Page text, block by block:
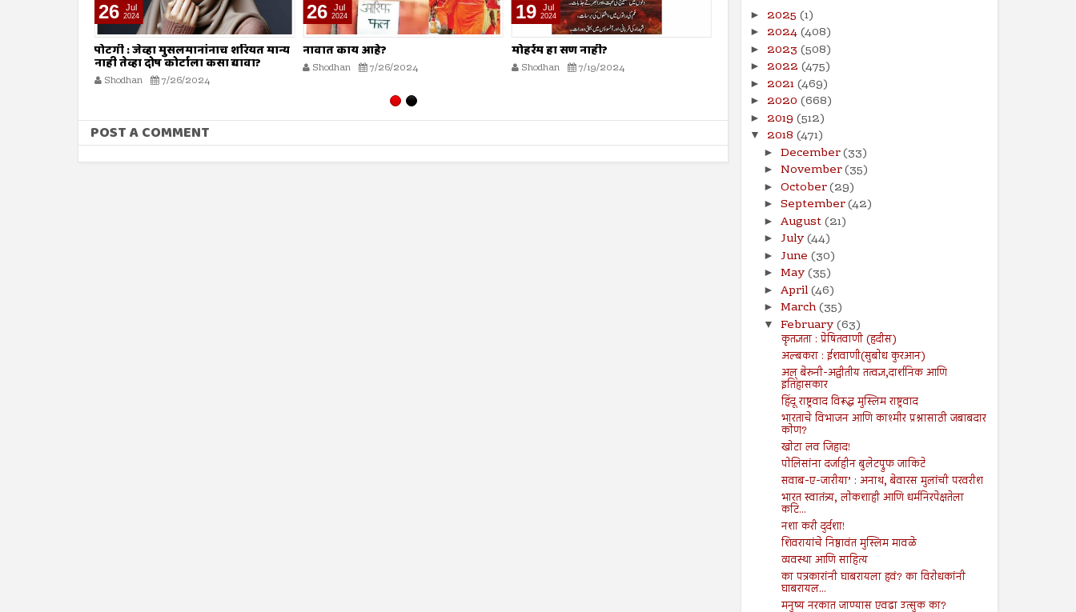
26 Jul
2024
पोटगी : जेव्हा मुसलमानांनाच शरियत मान्य
नाही तेव्हा दोष कोर्टाला कसा द्यावा?
Shodhan 7/26/2024
26 Jul
2024
नावात काय आहे?
Shodhan 7/26/2024
19 Jul
2024
मोहर्रम हा सण नाही?
Shodhan 7/19/2024
2024
पुरोगामी चळवळींना लक्ष्य करण्यासाठी
कायदा
Shodhan 7/19/2024
POST A COMMENT
► 2025 (1)
► 2024(408)
► 2023 (508)
► 2022 (475)
► 2021(469)
► 2020 (668)
► 2019 (512)
▼ 2018 (471)
► December(33)
► November(35)
► October(29)
► September(42)
► August(21)
► July(44)
► June (30)
► May(35)
► April(46)
► March(35)
▼ February(63)
कृतज्ञता : प्रेषितवाणी (हदीस)
अल्बकरा : ईशवाणी(सुबोध कुरआन)
अल् बेरुनी-अद्वीतीय तत्वज्ञ,दार्शनिक आणि
इतिहासकार
हिंदू राष्ट्रवाद विरूद्ध मुस्लिम राष्ट्रवाद
भारताचे विभाजन आणि काश्मीर प्रश्नासाठी जबाबदार
कोण?
खोटा लव जिहाद!
पोलिसांना दर्जाहीन बुलेटप्रुफ जाकिटे
सवाब-ए-जारीया’ : अनाथ, बेवारस मुलांची परवरीश
भारत स्वातंत्र्य, लोकशाही आणि धर्मनिरपेक्षतेला
कटि...
नशा करी दुर्दशा!
शिवरायांचे निष्ठावंत मुस्लिम मावळे
व्यवस्था आणि साहित्य
का पत्रकारांनी घाबरायला हवं? का विरोधकांनी
घाबरायल...
मनुष्य नरकात जाण्यास एवढा उत्सुक का?